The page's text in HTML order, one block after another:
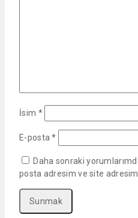
İsim *
E-posta*
Daha sonraki
posta adresim ve site adresim